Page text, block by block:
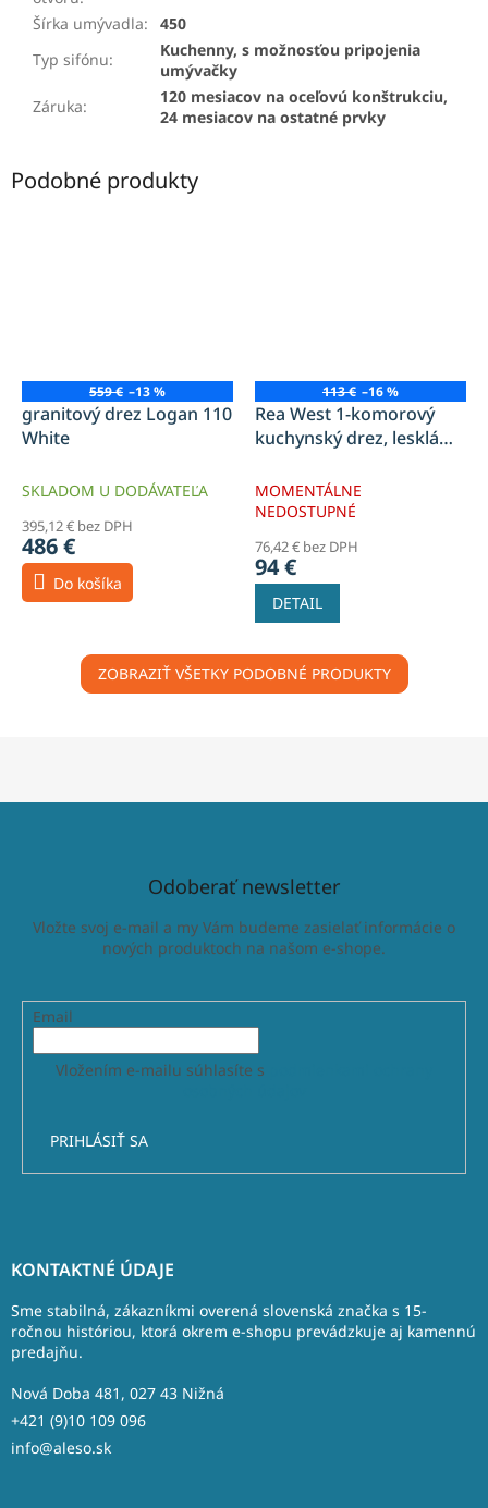
Šírka umývadla:
450
Typ sifónu:
Kuchenny, s možnosťou pripojenia
umývačky
Záruka:
120 mesiacov na oceľovú konštrukciu,
24 mesiacov na ostatné prvky
Podobné produkty
559 € –13 %
granitový drez Logan 110
White
SKLADOM U DODÁVATEĽA
395,12 € bez DPH
486 €
Do košíka
113 € –16 %
Rea West 1-komorový
kuchynský drez, lesklá
MOMENTÁLNE
NEDOSTUPNÉ
76,42 € bez DPH
94 €
DETAIL
ZOBRAZIŤ VŠETKY PODOBNÉ PRODUKTY
Odoberať newsletter
Vložte svoj e-mail a my Vám budeme zasielať informácie o
nových produktoch na našom e-shope.
Email
Vložením e-mailu súhlasíte s
PRIHLÁSIŤ SA
KONTAKTNÉ ÚDAJE
Sme stabilná, zákazníkmi overená slovenská značka s 15-
ročnou históriou, ktorá okrem e-shopu prevádzkuje aj kamennú
predajňu.
Nová Doba 481, 027 43 Nižná
+421 (9)10 109 096
info@aleso.sk